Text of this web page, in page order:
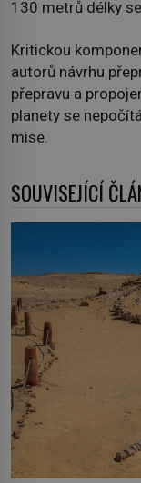
130 metrů délky
Kritickou
autorů návrhu
přepravu a
planety se
mise.
SOUVISEJÍCÍ